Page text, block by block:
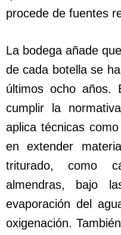
procede de fuentes
La bodega añade
de cada botella se
últimos ocho años.
cumplir la
aplica técnicas
en extender
triturado, como
almendras, bajo
evaporación del
oxigenación.